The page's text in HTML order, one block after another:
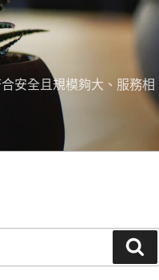
安全且規模夠大、服務相
尋